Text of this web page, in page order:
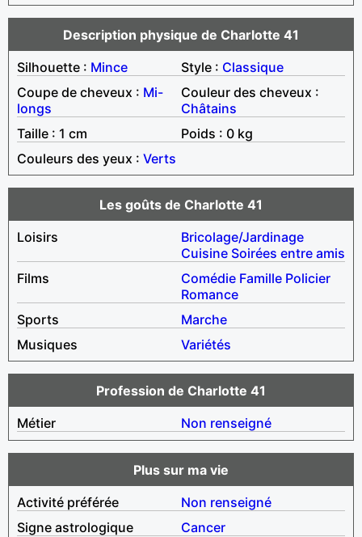
Description physique de Charlotte 41
Silhouette : Mince Style : Classique
Coupe de cheveux : Mi-
longs
Couleur des cheveux :
Châtains
Taille : 1 cm
Poids : 0 kg
Couleurs des yeux : Verts
Les goûts de Charlotte 41
Loisirs
Bricolage/Jardinage
Cuisine Soirées entre amis
Films
Comédie Famille Policier
Romance
Sports
Marche
Musiques
Variétés
Profession de Charlotte 41
Métier
Non renseigné
Plus sur ma vie
Activité préférée
Non renseigné
Signe astrologique
Cancer